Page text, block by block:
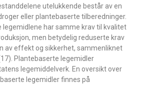
utelukkende består av en
eller plantebaserte tilberedninger.
legemidlene har samme krav til kvalitet
men betydelig reduserte krav
av effekt og sikkerhet, sammenliknet
Plantebaserte legemidler
legemiddelverk. En oversikt over
legemidler finnes på